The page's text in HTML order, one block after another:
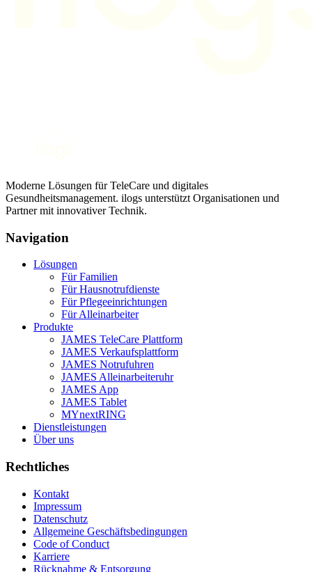
Moderne Lösungen für TeleCare und digitales
Gesundheitsmanagement. ilogs unterstützt Organisationen und
Partner mit innovativer Technik.
Navigation
Lösungen
Für Familien
Für Hausnotrufdienste
Für Pflegeeinrichtungen
Für Alleinarbeiter
Produkte
JAMES TeleCare Plattform
JAMES Verkaufsplattform
JAMES Notrufuhren
JAMES Alleinarbeiteruhr
JAMES App
JAMES Tablet
MYnextRING
Dienstleistungen
Über uns
Rechtliches
Kontakt
Impressum
Datenschutz
Allgemeine Geschäftsbedingungen
Code of Conduct
Karriere
Rücknahme & Entsorgung